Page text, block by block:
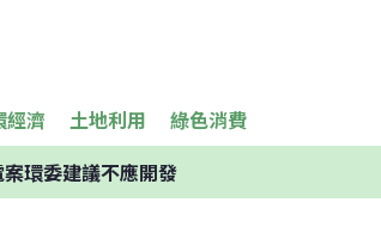
經濟 土地利用 綠色消費
環委建議不應開發